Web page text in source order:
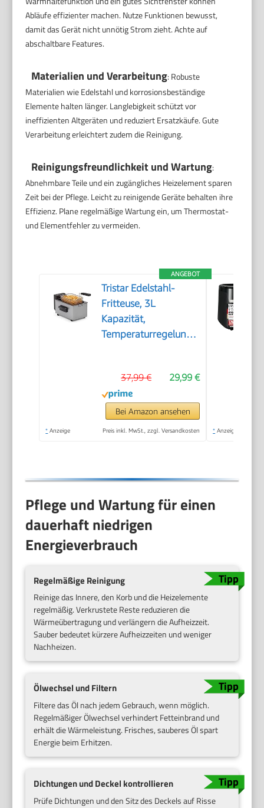
Abläufe effizienter machen. Nutze Funktionen bewusst,
damit das Gerät nicht unnötig Strom zieht. Achte auf
abschaltbare Features.
Materialien und Verarbeitung: Robuste
Materialien wie Edelstahl und korrosionsbeständige
Elemente halten länger. Langlebigkeit schützt vor
ineffizienten Altgeräten und reduziert Ersatzkäufe. Gute
Verarbeitung erleichtert zudem die Reinigung.
Reinigungsfreundlichkeit und Wartung:
Abnehmbare Teile und ein zugängliches Heizelement sparen
Zeit bei der Pflege. Leicht zu reinigende Geräte behalten ihre
Effizienz. Plane regelmäßige Wartung ein, um Thermostat-
und Elementfehler zu vermeiden.
ANGEBOT
Tristar Edelstahl-
Fritteuse, 3L
Kapazität,
Temperaturregelung
Teile, Cool-Touch-
Gehäuse, Einfach zu
Reinigen, FR-9326
29,99 €
37,99 €
Bei Amazon ansehen
* Anzeige Preis inkl. MwSt., zzgl. Versandkosten * Anzeige
Pflege und Wartung für einen
dauerhaft niedrigen
Energieverbrauch
Regelmäßige Reinigung
Reinige das Innere, den Korb und die Heizelemente
regelmäßig. Verkrustete Reste reduzieren die
Wärmeübertragung und verlängern die Aufheizzeit.
Sauber bedeutet kürzere Aufheizzeiten und weniger
Nachheizen.
Ölwechsel und Filtern
Filtere das Öl nach jedem Gebrauch, wenn möglich.
Regelmäßiger Ölwechsel verhindert Fetteinbrand und
erhält die Wärmeleistung. Frisches, sauberes Öl spart
Energie beim Erhitzen.
Dichtungen und Deckel kontrollieren
Prüfe Dichtungen und den Sitz des Deckels auf Risse